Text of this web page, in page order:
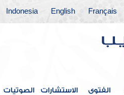
Français
English
Indonesia
الفتوى الاستشارات الصوتيات